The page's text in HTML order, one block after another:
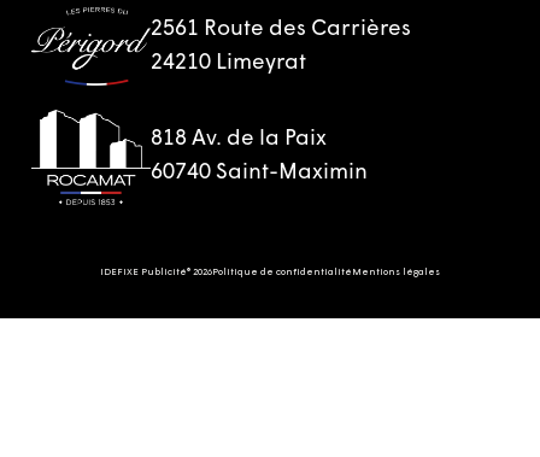
2561 Route des Carrières
24210 Limeyrat
818 Av. de la Paix
60740 Saint-Maximin
IDEFIXE Publicité® 2026Politique de confidentialité Mentions légales